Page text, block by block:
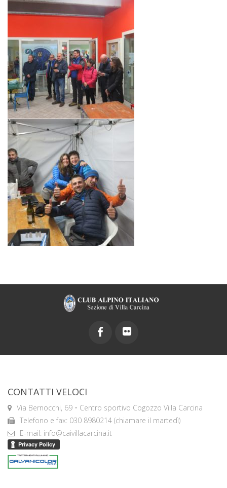
CONTATTI VELOCI
Via Bernocchi, 69 • Centro sportivo Cogozzo Villa Carcina
Telefono e fax: 030 8980214 (chiamare il martedì)
E-mail: info@caivillacarcina.it